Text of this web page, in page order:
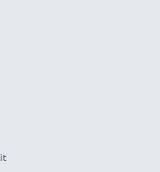
kansainvälinen
laadukkaita tuotteita, ja